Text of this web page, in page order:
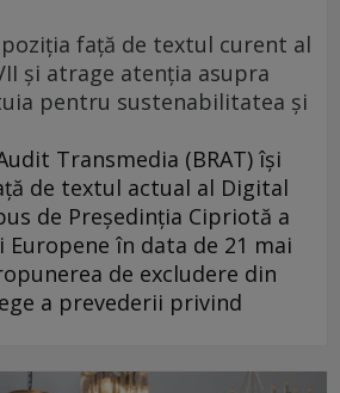
față de textul curent al
și atrage atenția asupra
pentru sustenabilitatea și
Transmedia (BRAT) își
de textul actual al Digital
de Președinția Cipriotă a
în data de 21 mai
de excludere din
a prevederii privind